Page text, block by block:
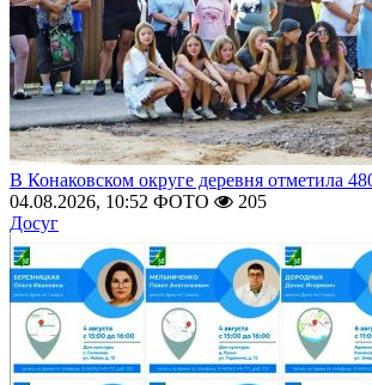
В Конаковском округе деревня отметила
04.08.2026, 10:52 ФОТО
205
Досуг